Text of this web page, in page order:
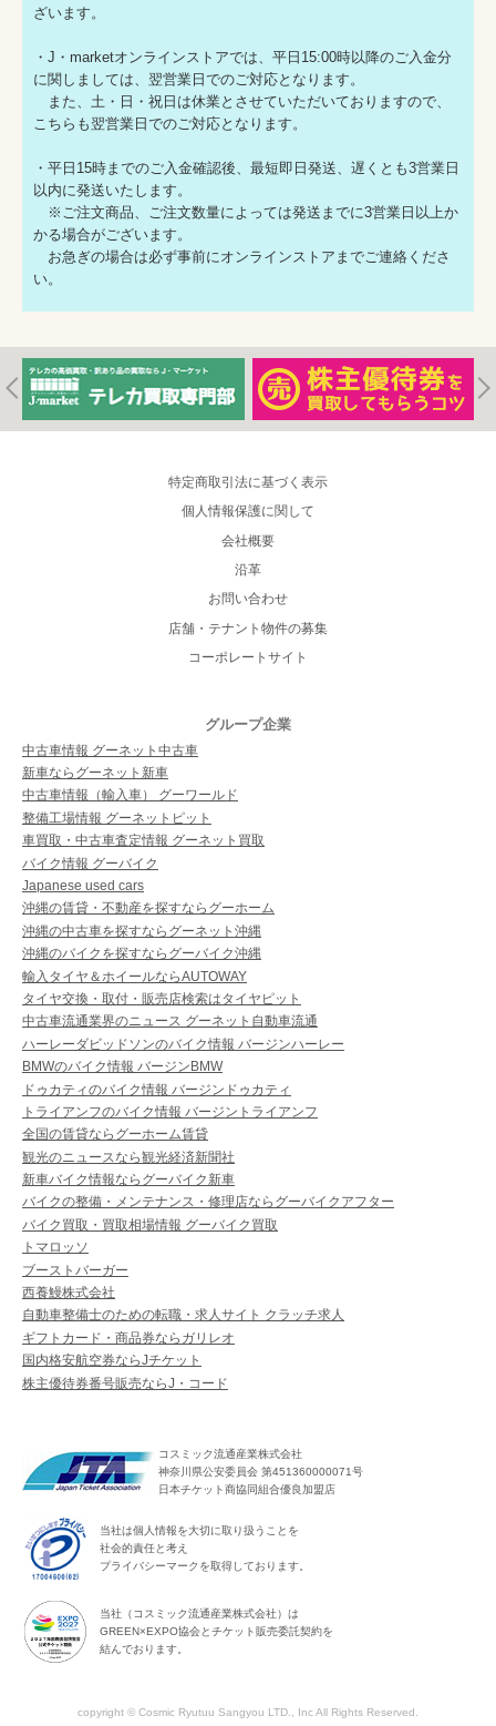
ざいます。
・J・marketオンラインストアでは、平日15:00時以降のご入金分
に関しましては、翌営業日でのご対応となります。
また、土・日・祝日は休業とさせていただいておりますので、
こちらも翌営業日でのご対応となります。
・平日15時までのご入金確認後、最短即日発送、遅くとも3営業日
以内に発送いたします。
※ご注文商品、ご注文数量によっては発送までに3営業日以上か
かる場合がございます。
お急ぎの場合は必ず事前にオンラインストアまでご連絡くださ
い。
特定商取引法に基づく表示
個人情報保護に関して
会社概要
沿革
お問い合わせ
店舗・テナント物件の募集
コーポレートサイト
グループ企業
中古車情報 グーネット中古車
新車ならグーネット新車
中古車情報（輸入車） グーワールド
整備工場情報 グーネットピット
車買取・中古車査定情報 グーネット買取
バイク情報 グーバイク
Japanese used cars
沖縄の賃貸・不動産を探すならグーホーム
沖縄の中古車を探すならグーネット沖縄
沖縄のバイクを探すならグーバイク沖縄
輸入タイヤ＆ホイールならAUTOWAY
タイヤ交換・取付・販売店検索はタイヤピット
中古車流通業界のニュース グーネット自動車流通
ハーレーダビッドソンのバイク情報 バージンハーレー
BMWのバイク情報 バージンBMW
ドゥカティのバイク情報 バージンドゥカティ
トライアンフのバイク情報 バージントライアンフ
全国の賃貸ならグーホーム賃貸
観光のニュースなら観光経済新聞社
新車バイク情報ならグーバイク新車
バイクの整備・メンテナンス・修理店ならグーバイクアフター
バイク買取・買取相場情報 グーバイク買取
トマロッソ
ブーストバーガー
西養鰻株式会社
自動車整備士のための転職・求人サイト クラッチ求人
ギフトカード・商品券ならガリレオ
国内格安航空券ならJチケット
株主優待券番号販売ならJ・コード
コスミック流通産業株式会社
神奈川県公安委員会 第451360000071号
日本チケット商協同組合優良加盟店
当社は個人情報を大切に取り扱うことを
社会的責任と考え
プライバシーマークを取得しております。
当社（コスミック流通産業株式会社）は
GREEN×EXPO協会とチケット販売委託契約を
結んでおります。
copyright © Cosmic Ryutuu Sangyou LTD., Inc All Rights Reserved.